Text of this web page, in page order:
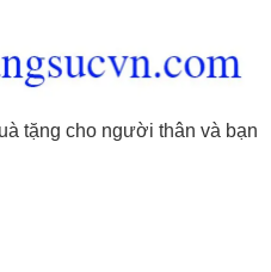
tặng cho người thân và bạn